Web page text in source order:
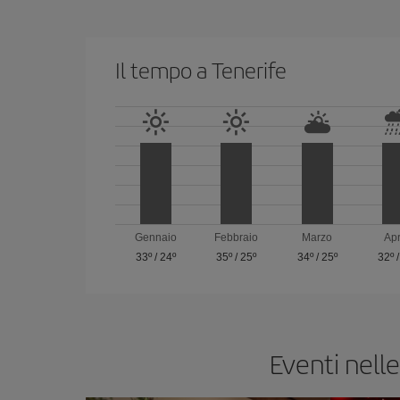
Il tempo a Tenerife
Gennaio
33º/ 24º
Febbraio
35º /25º
Marzo
34º/ 25º
32º
Eventi